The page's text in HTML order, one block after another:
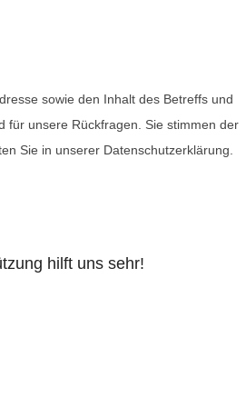
sowie den Inhalt des Betreffs und
für unsere Rückfragen. Sie stimmen der
Sie in unserer Datenschutzerklärung.
hilft uns sehr!